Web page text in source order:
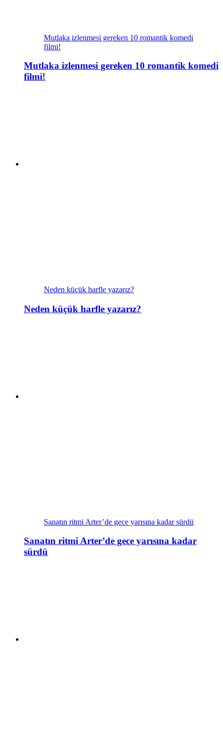
Mutlaka izlenmesi gereken 10 romantik komedi
filmi!
Mutlaka izlenmesi gereken 10 romantik komedi
filmi!
Neden küçük harfle yazarız?
Neden küçük harfle yazarız?
Sanatın ritmi Arter’de gece yarısına kadar sürdü
Sanatın ritmi Arter’de gece yarısına kadar
sürdü